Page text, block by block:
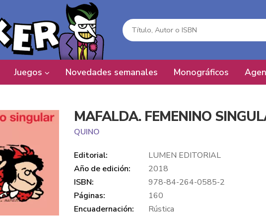
Juegos Novedades semanales Monográficos
MAFALDA. FEMENINO
QUINO
Editorial:
LUMEN EDITORIAL
Año de edición:
2018
ISBN:
978-84-264-0585-2
Páginas:
160
Encuadernación:
Rústica